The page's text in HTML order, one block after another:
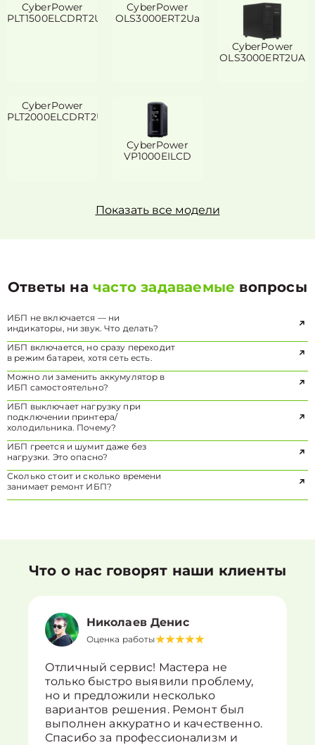
CyberPower
PLT1500ELCDRT2U
CyberPower
OLS3000ERT2Ua
CyberPower
OLS3000ERT2UA
CyberPower
PLT2000ELCDRT2U
CyberPower
VP1000EILCD
Показать все модели
Ответы начасто задаваемые вопросы
ИБП не включается — ни
индикаторы, ни звук. Что делать?
ИБП включается, но сразу переходит
в режим батареи, хотя сеть есть.
Можно ли заменить аккумулятор в
ИБП самостоятельно?
ИБП выключает нагрузку при
подключении принтера/
холодильника. Почему?
ИБП греется и шумит даже без
нагрузки. Это опасно?
Сколько стоит и сколько времени
занимает ремонт ИБП?
Что о нас говорят наши клиенты
Николаев Денис
Оценка работы
Отличный сервис! Мастера не
только быстро выявили проблему,
но и предложили несколько
вариантов решения. Ремонт был
выполнен аккуратно и качественно.
Спасибо за профессионализм и